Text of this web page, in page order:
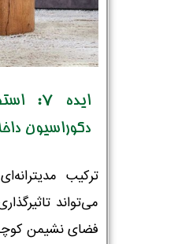
ایده
دکوراسیون
ترکیب
می‌تواند
فضای نشیمن
*
شماره واتس‌اپ : *